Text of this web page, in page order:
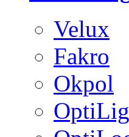
Velux
Fakro
Okpol